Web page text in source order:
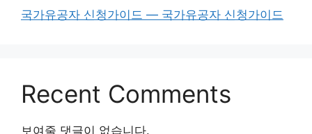
국가유공자 신청가이드 — 국가유공자 신청가이드
Recent Comments
보여줄 댓글이 없습니다.